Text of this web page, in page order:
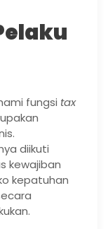
fungsi tax
diikuti
kewajiban
kepatuhan